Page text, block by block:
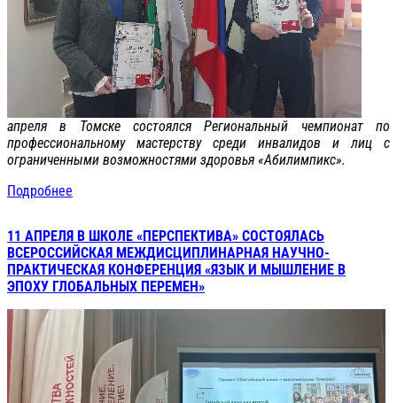
апреля в Томске состоялся Региональный чемпионат по
профессиональному мастерству среди инвалидов и лиц с
ограниченными возможностями здоровья «Абилимпикс».
Подробнее
11 АПРЕЛЯ В ШКОЛЕ «ПЕРСПЕКТИВА» СОСТОЯЛАСЬ
ВСЕРОССИЙСКАЯ МЕЖДИСЦИПЛИНАРНАЯ НАУЧНО-
ПРАКТИЧЕСКАЯ КОНФЕРЕНЦИЯ «ЯЗЫК И МЫШЛЕНИЕ В
ЭПОХУ ГЛОБАЛЬНЫХ ПЕРЕМЕН»